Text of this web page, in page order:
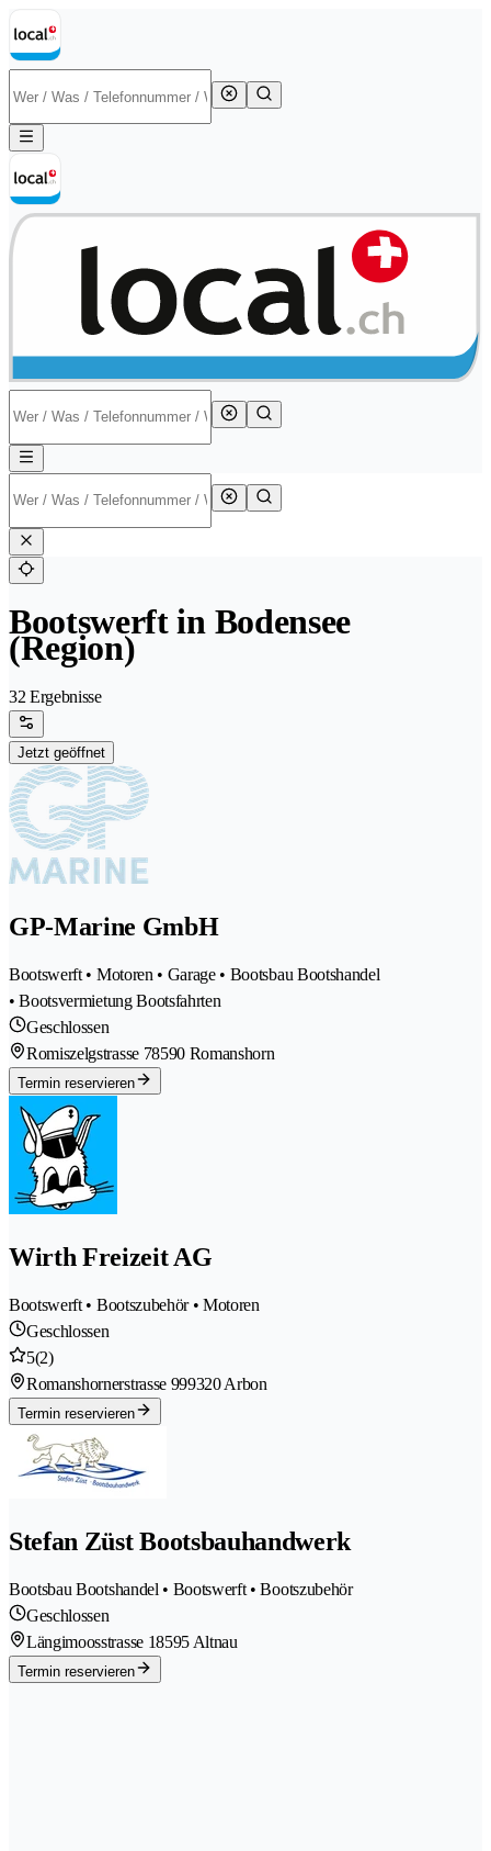
Bootswerft in Bodensee
(Region)
32 Ergebnisse
Jetzt geöffnet
GP-Marine GmbH
Bootswerft • Motoren • Garage • Bootsbau Bootshandel
• Bootsvermietung Bootsfahrten
Geschlossen
Romiszelgstrasse 78590 Romanshorn
Termin reservieren
Wirth Freizeit AG
Bootswerft • Bootszubehör • Motoren
Geschlossen
5(2)
Romanshornerstrasse 999320 Arbon
Termin reservieren
Stefan Züst Bootsbauhandwerk
Bootsbau Bootshandel • Bootswerft • Bootszubehör
Geschlossen
Längimoosstrasse 18595 Altnau
Termin reservieren